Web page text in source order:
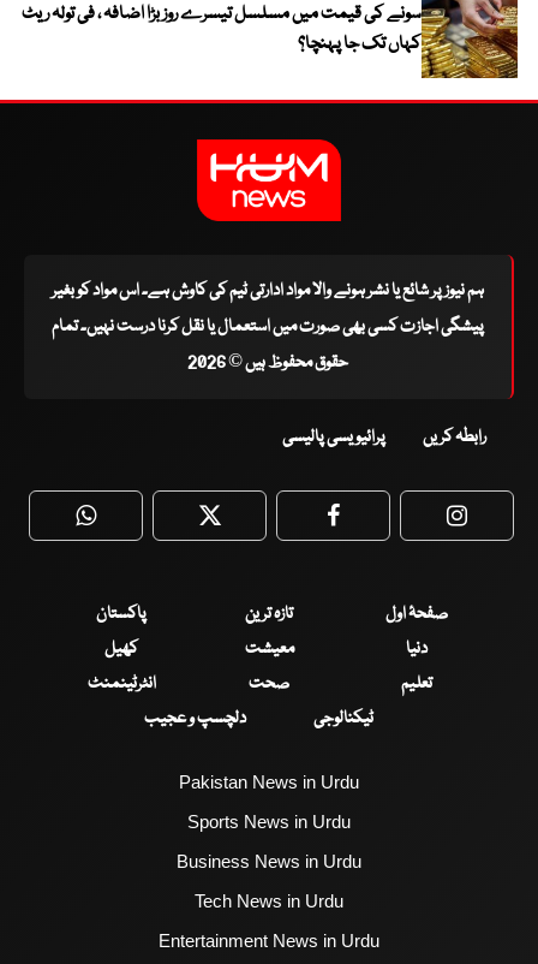
سونے کی قیمت میں مسلسل تیسرے روز بڑا اضافہ ، فی تولہ ریٹ
کہاں تک جا پہنچا؟
ہم نیوز پر شائع یا نشر ہونے والا مواد ادارتی ٹیم کی کاوش ہے۔ اس مواد کو بغیر
پیشگی اجازت کسی بھی صورت میں استعمال یا نقل کرنا درست نہیں۔ تمام
حقوق محفوظ ہیں © 2026
رابطہ کریں پرائیویسی پالیسی
WhatsApp Twitter Facebook
صفحۂ اول تازہ ترین
پاکستان
دنیا
معیشت
کھیل
تعلیم
صحت
انٹرٹینمنٹ
ٹیکنالوجی
دلچسپ و عجیب
Pakistan News in Urdu
Sports News in Urdu
Business News in Urdu
Tech News in Urdu
Entertainment News in Urdu